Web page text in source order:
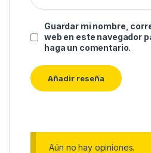
Guardar mi nombre,
web en este navegador
haga un comentario.
Aún no hay opiniones.